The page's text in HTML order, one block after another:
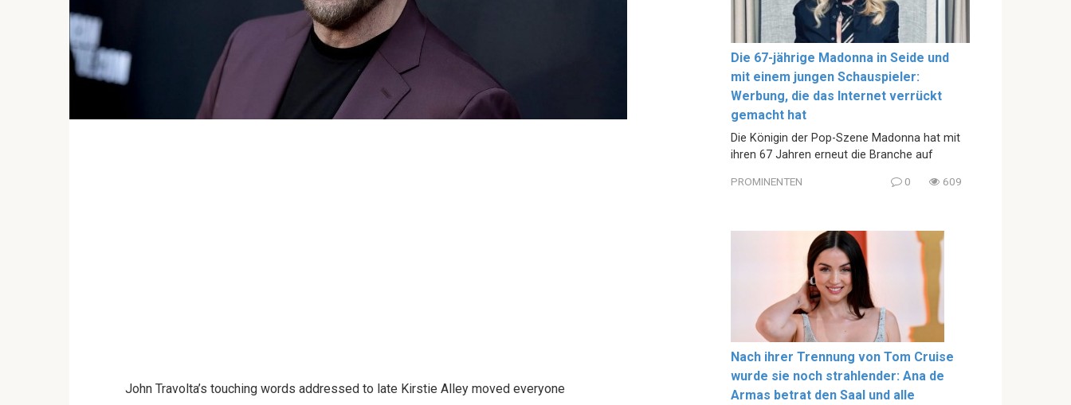
John Travolta’s touching words addressed to late Kirstie Alley moved everyone
Die 67-jährige Madonna in Seide und
mit einem jungen Schauspieler:
Werbung, die das Internet verrückt
gemacht hat
Die Königin der Pop-Szene Madonna hat mit
ihren 67 Jahren erneut die Branche auf
PROMINENTEN 0 609
Nach ihrer Trennung von Tom Cruise
wurde sie noch strahlender: Ana de
Armas betrat den Saal und alle